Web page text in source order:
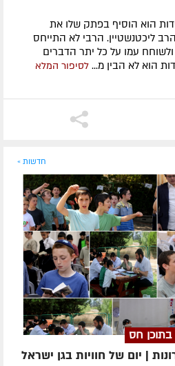
הוא הוסיף בפתק שלו את
ליכטנשטיין. הרבי לא התייחס
עמו על כל יתר הדברים
הוא לא הבין מ... לסיפור המלא
חדשות »
בתוכן חס
| יום של חוויות בגן ישראל